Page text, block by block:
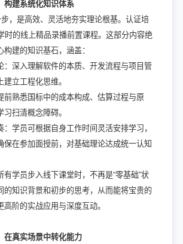
构建系统化知识体系
步，是高效、灵活地夯实理论根基。认证培
时的线上精品录播前置课程。这部分内容绝
建的知识基石，涵盖：
：深入理解软件的本质、开发流程与项目管
立工程化思维。
前熟悉国标中的成本构成、估算过程与原
扫清概念障碍。
：学员可根据自身工作时间灵活安排学习，
保在参加面授前，对基础理论达成统一认知
有学员步入线下课堂时，不再是“零基础”状
的知识背景和初步的思考，从而能将宝贵的
阶的实战应用与深度互动。
在真实场景中转化能力